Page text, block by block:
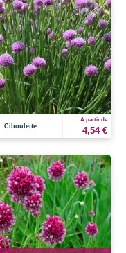
Ciboulette
À partir de
4,54 €